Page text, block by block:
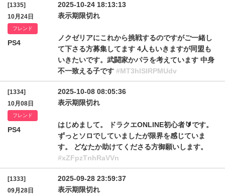
[1335]
10月24日
フレンド
PS4
2025-10-24 18:13:13
表示期限切れ
ノクゼリアにこれから挑戦するのですがご一緒し
て下さる方募集してます 4人もいきますが同盟も
いきたいです。武闘家かパラを考えています 中身
不一致える子です #MT3hISlRPMUdv
[1334]
10月08日
フレンド
PS4
2025-10-08 08:05:36
表示期限切れ
はじめまして。 ドラクエONLINE初心者🔰です。
ずっとソロでしていましたが限界を感じていま
す。 どなたか助けてくださる方御願いします。
#xZFpzTnhRaVVn
[1333]
09月28日
2025-09-28 23:59:37
表示期限切れ